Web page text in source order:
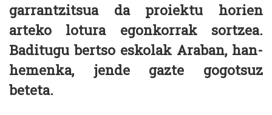
garrantzitsua da proiektu horien
arteko lotura egonkorrak sortzea.
Baditugu bertso eskolak Araban, han-
hemenka, jende gazte gogotsuz
beteta.